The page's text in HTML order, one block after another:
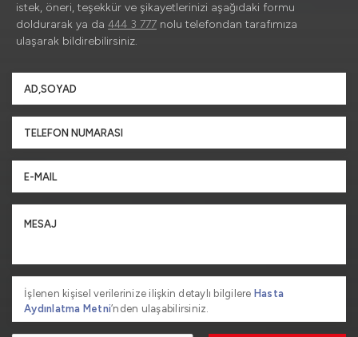
istek, öneri, teşekkür ve şikayetlerinizi aşağıdaki formu
doldurarak ya da 444 3 777 nolu telefondan tarafımıza
ulaşarak bildirebilirsiniz.
İşlenen kişisel verilerinize ilişkin detaylı bilgilere Hasta
Aydınlatma Metni’nden ulaşabilirsiniz.